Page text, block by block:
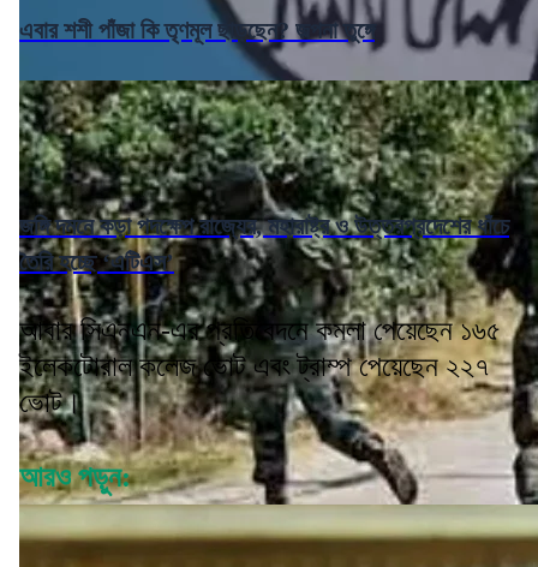
এবার শশী পাঁজা কি তৃণমূল ছাড়ছেন? জল্পনা তুঙ্গে
জঙ্গি দমনে কড়া পদক্ষেপ রাজ্যের, মহারাষ্ট্র ও উত্তরপ্রদেশের ধাঁচে
তৈরি হচ্ছে ‘এটিএস’
আবার সিএনএন-এর প্রতিবেদনে কমলা পেয়েছেন ১৬৫
ইলেকটোরাল কলেজ ভোট এবং ট্রাম্প পেয়েছেন ২২৭
ভোট।
আরও পড়ুন: